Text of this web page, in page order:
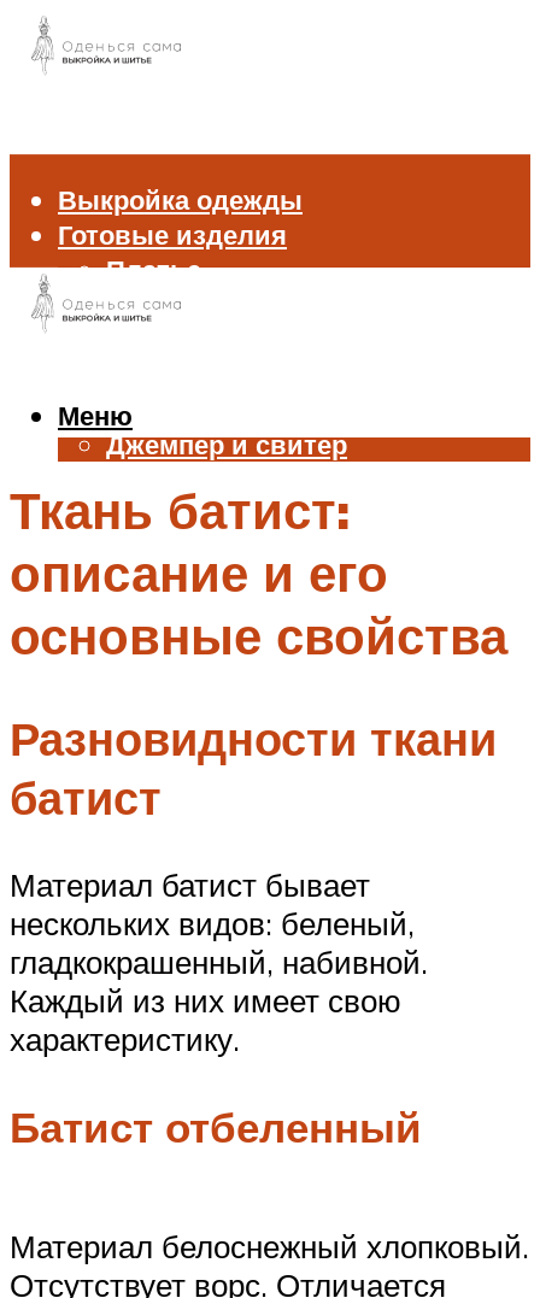
Выкройка одежды
Готовые изделия
Платье
Брюки
Жилет
Джемпер и свитер
Аксессуары
Меню
Меню
Ткань батист:
описание и его
основные свойства
Разновидности ткани
батист
Материал батист бывает
нескольких видов: беленый,
гладкокрашенный, набивной.
Каждый из них имеет свою
характеристику.
Батист отбеленный
Материал белоснежный хлопковый.
Отсутствует ворс. Отличается